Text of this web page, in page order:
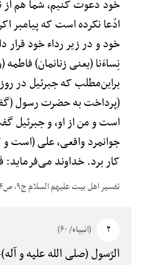
خود دعوت کنیم، شما هم از
ادّعا نکرده است که پیامبر
خود و در زیر رداء خود قرار
نِساءَنا (یعنی زنانمان)
براین‌مطلب که جبرئیل در
(پرداخت به حضرت رسول
است و من از او، و جبرئیل
جوانمرد واقعی، علی (است و
کار برد. خداوند می‌فرماید:
تفسیر اهل بیت علیهم السلام ج۹، ص۴۳۴
۲ (انبیاء/ ۶۰)
الرّسول (صلی الله علیه و